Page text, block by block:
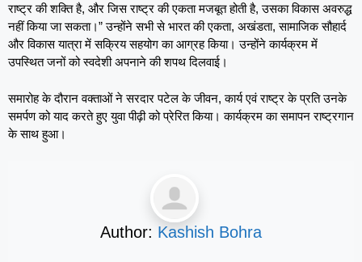
राष्ट्र की शक्ति है, और जिस राष्ट्र की एकता मजबूत होती है, उसका विकास अवरुद्ध
नहीं किया जा सकता।” उन्होंने सभी से भारत की एकता, अखंडता, सामाजिक सौहार्द
और विकास यात्रा में सक्रिय सहयोग का आग्रह किया। उन्होंने कार्यक्रम में
उपस्थित जनों को स्वदेशी अपनाने की शपथ दिलवाई।
समारोह के दौरान वक्ताओं ने सरदार पटेल के जीवन, कार्य एवं राष्ट्र के प्रति उनके
समर्पण को याद करते हुए युवा पीढ़ी को प्रेरित किया। कार्यक्रम का समापन राष्ट्रगान
के साथ हुआ।
Author: Kashish Bohra